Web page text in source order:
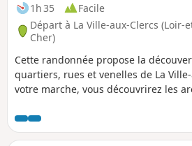
1h 35
Facile
Départ à La Ville-aux-Clercs (Loir-
Cher)
Cette randonnée propose la
quartiers, rues et venelles de La
votre marche, vous découvrirez les
campagne toute proche et visite au
Gratteloup et son gué.